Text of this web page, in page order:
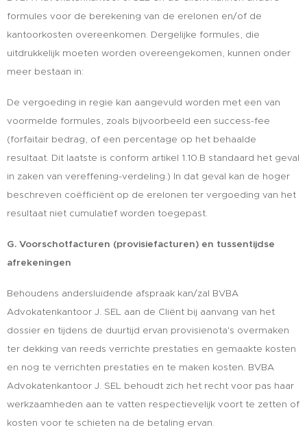
formules voor de berekening van de erelonen en/of de
kantoorkosten overeenkomen. Dergelijke formules, die
uitdrukkelijk moeten worden overeengekomen, kunnen onder
meer bestaan in:
De vergoeding in regie kan aangevuld worden met een van
voormelde formules, zoals bijvoorbeeld een success-fee
(forfaitair bedrag, of een percentage op het behaalde
resultaat. Dit laatste is conform artikel 1.10.B standaard het geval
in zaken van vereffening-verdeling.) In dat geval kan de hoger
beschreven coëfficiënt op de erelonen ter vergoeding van het
resultaat niet cumulatief worden toegepast.
G. Voorschotfacturen (provisiefacturen) en tussentijdse
afrekeningen
Behoudens andersluidende afspraak kan/zal BVBA
Advokatenkantoor J. SEL aan de Cliënt bij aanvang van het
dossier en tijdens de duurtijd ervan provisienota's overmaken
ter dekking van reeds verrichte prestaties en gemaakte kosten
en nog te verrichten prestaties en te maken kosten. BVBA
Advokatenkantoor J. SEL behoudt zich het recht voor pas haar
werkzaamheden aan te vatten respectievelijk voort te zetten of
kosten voor te schieten na de betaling ervan.